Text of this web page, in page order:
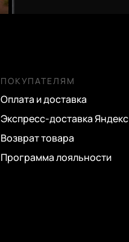
ПОКУПАТЕЛЯМ
Оплата и доставка
Экспресс-доставка Яндекс
Возврат товара
Программа лояльности